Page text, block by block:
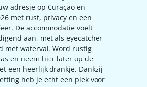
adresje op Curaçao en
met rust, privacy en een
De accommodatie voelt
aan, met als eyecatcher
met waterval. Word rustig
en neem hier later op de
een heerlijk drankje. Dankzij
heb je echt een plek voor